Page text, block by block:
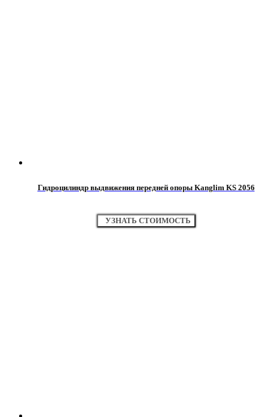
Гидроцилиндр выдвижения передней опоры Kanglim KS 2056
УЗНАТЬ СТОИМОСТЬ